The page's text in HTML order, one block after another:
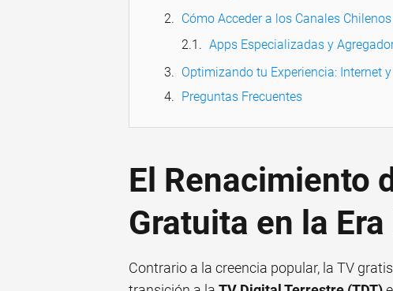
Cómo Acceder a los Canales
Apps Especializadas y
Optimizando tu Experiencia: Internet
Preguntas Frecuentes
El Renacimiento
Gratuita en la Era
Contrario a la creencia popular, la TV